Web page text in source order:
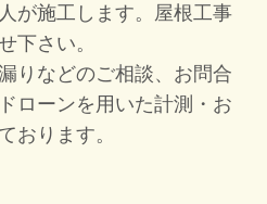
が施工します。屋根工事
下さい。
りなどのご相談、お問合
ドローンを用いた計測・お
おります。